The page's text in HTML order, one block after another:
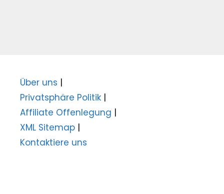
Über uns |
Privatsphäre Politik |
Affiliate Offenlegung |
XML Sitemap |
Kontaktiere uns